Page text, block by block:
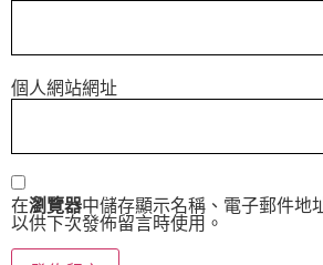
個人網站網址
在瀏覽器中儲存顯示名稱、電子郵件地
以供下次發佈留言時使用。